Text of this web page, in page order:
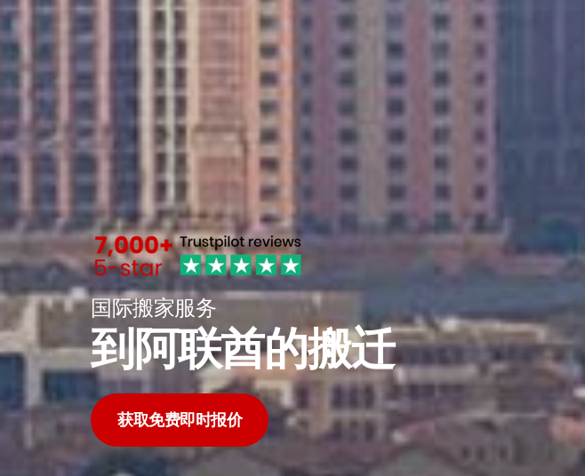
国际搬家服务
到阿联酋的搬迁
获取免费即时报价